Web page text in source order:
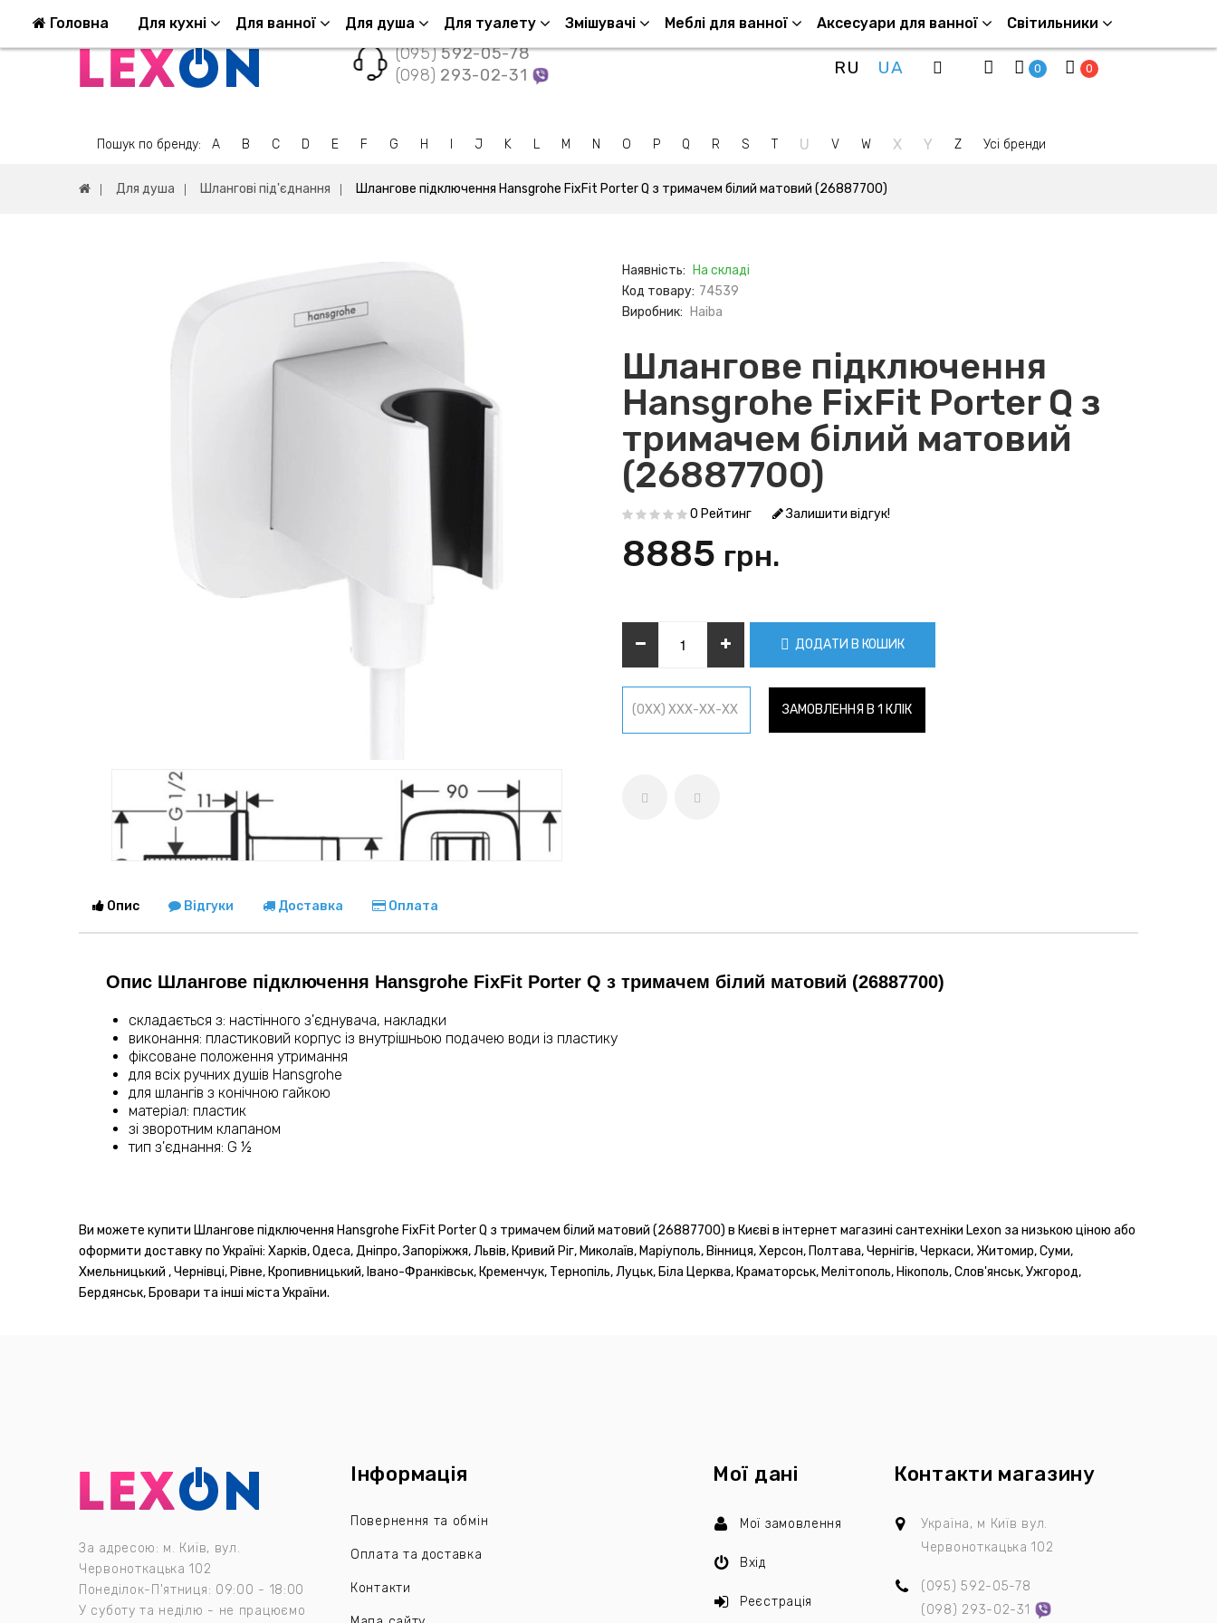
(095)592-05-78
(098) 293-02-31 RU UA 0 0
Головна Для кухні Для ванної Для душа Для туалету Змішувачі Меблі для ванної Аксесуари для ванної Світильники
Пошук по бренду: A B C D E F G H J K L M N O P Q R S T U V W X Y Z Усі бренди
Для душа Шлангові під'єднання Шлангове підключення Hansgrohe FixFit Porter Q з тримачем білий матовий (26887700)
Наявність:
На складі
Код товару: 74539
Виробник:
Haiba
Шлангове підключення
Hansgrohe FixFit Porter Q з
тримачем білий матовий
(26887700)
0 Рейтинг Залишити відгук!
8885 грн.
ДОДАТИ В КОШИК
ЗАМОВЛЕННЯ В 1 КЛІК
Опис Відгуки Доставка Оплата
Опис Шлангове підключення Hansgrohe FixFit Porter Q з тримачем білий матовий (26887700)
складається з: настінного з'єднувача, накладки
виконання: пластиковий корпус із внутрішньою подачею води із пластику
фіксоване положення утримання
для всіх ручних душів Hansgrohe
для шлангів з конічною гайкою
матеріал: пластик
зі зворотним клапаном
тип з'єднання: G ½
Ви можете купити Шлангове підключення Hansgrohe FixFit Porter Q з тримачем білий матовий (26887700) в Києві в інтернет магазині сантехніки Lexon за низькою ціною або
оформити доставку по Україні: Харків, Одеса, Дніпро, Запоріжжя, Львів, Кривий Ріг, Миколаїв, Маріуполь, Вінниця, Херсон, Полтава, Чернігів, Черкаси, Житомир, Суми,
Хмельницький , Чернівці, Рівне, Кропивницький, Івано-Франківськ, Кременчук, Тернопіль, Луцьк, Біла Церква, Краматорськ, Мелітополь, Нікополь, Слов'янськ, Ужгород,
Бердянськ, Бровари та інші міста України.
За адресою: м. Київ, вул.
Червоноткацька 102
Понеділок-П'ятниця: 09:00 - 18:00
У суботу та неділю - не працюємо
Інформація
Повернення та обмін
Оплата та доставка
Контакти
Мої дані
Мої замовлення
Вхід
Реєстрація
Контакти магазину
Україна, м Київ вул.
Червоноткацька 102
(095) 592-05-78
(098) 293-02-31